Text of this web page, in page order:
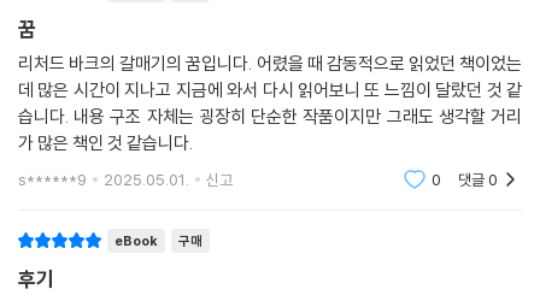
꿈
리처드 바크의 갈매기의 꿈입니다. 어렸을 때 감동적으로 읽었던 책이었는
데 많은 시간이 지나고 지금에 와서 다시 읽어보니 또 느낌이 달랐던 것 같
습니다. 내용 구조 자체는 굉장히 단순한 작품이지만 그래도 생각할 거리
가 많은 책인 것 같습니다.
s******9 2025.05.01. 신고 0 댓글0
eBook 구매
후기